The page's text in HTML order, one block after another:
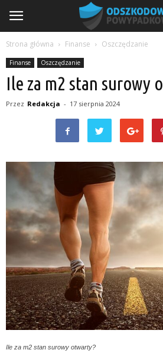
Strona główna Finanse Oszczędzanie
Finanse Oszczędzanie
Ile za m2 stan surowy
Przez Redakcja - 17 sierpnia 2024
Ile za m2 stan surowy otwarty?